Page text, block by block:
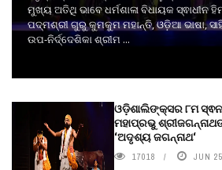
ମୁଖ୍ୟ ଅତିଥି ଭାବେ ଧର୍ମଶାଳା ବିଧାୟକ ସ୍ଵାଧୀନ
ପଦ୍ମଶ୍ରୀ ଗୁରୁ କୁମକୁମ ମହାନ୍ତି, ଓଡ଼ିଆ ଭାଷା,
ଉପ-ନିର୍ଦ୍ଦେଶିକା ଶ୍ରୀମ ...
ଓଡ଼ିଶାଲିଙ୍କ୍ସର ୮ମ
ମହାପ୍ରଭୁ
‘ଅଦୃଶ୍ୟ ଜଗନ୍ନାଥ‘
17018 JUN